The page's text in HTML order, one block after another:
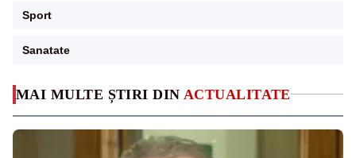
MAI MULTE ȘTIRI DIN ACTUALITATE
Sport
Sanatate